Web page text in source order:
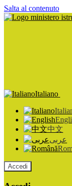
Salta al contenuto
Italiano
中文
عربى
Accedi